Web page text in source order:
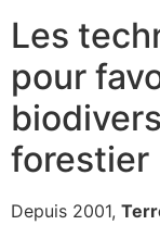
Les
pour
forestier
Depuis 2001,